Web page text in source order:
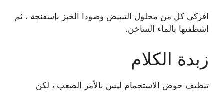
افركي كل من محلول التبييض وصودا الخبز بإسفنجة ، ثم
اشطفيها بالماء الساخن.
زبدة الكلام
تنظيف حوض الاستحمام ليس بالأمر الصعب ، لكن